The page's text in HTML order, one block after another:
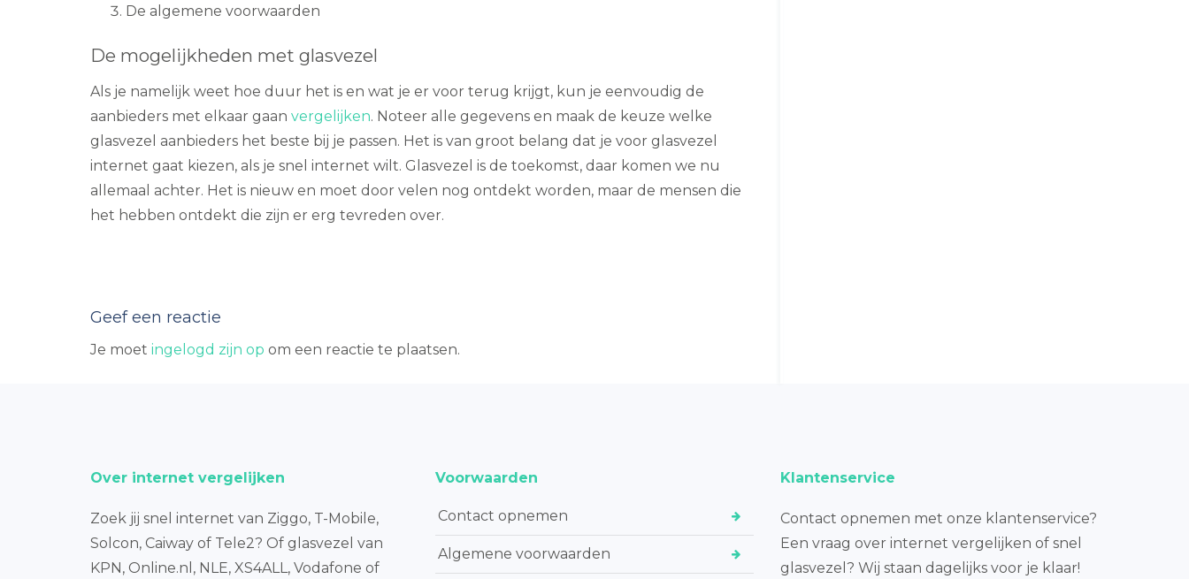
De algemene voorwaarden
De mogelijkheden met glasvezel
Als je namelijk weet hoe duur het is en wat je er voor terug krijgt, kun je eenvoudig de
aanbieders met elkaar gaan vergelijken. Noteer alle gegevens en maak de keuze welke
glasvezel aanbieders het beste bij je passen. Het is van groot belang dat je voor glasvezel
internet gaat kiezen, als je snel internet wilt. Glasvezel is de toekomst, daar komen we nu
allemaal achter. Het is nieuw en moet door velen nog ontdekt worden, maar de mensen die
het hebben ontdekt die zijn er erg tevreden over.
Geef een reactie
Je moet ingelogd zijn op om een reactie te plaatsen.
Over internet vergelijken
Zoek jij snel internet van Ziggo, T-Mobile,
Solcon, Caiway of Tele2? Of glasvezel van
KPN, Online.nl, NLE, XS4ALL, Vodafone of
Voorwaarden
Contact opnemen
Algemene voorwaarden
Klantenservice
Contact opnemen met onze klantenservice?
Een vraag over internet vergelijken of snel
glasvezel? Wij staan dagelijks voor je klaar!